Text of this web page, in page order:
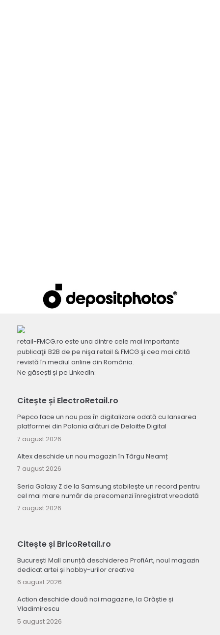
retail-FMCG.ro este una dintre cele mai importante
publicaţii B2B de pe nişa retail & FMCG şi cea mai citită
revistă în mediul online din România.
Ne găsești și pe LinkedIn:
Citește și ElectroRetail.ro
Pepco face un nou pas în digitalizare odată cu lansarea
platformei din Polonia alături de Deloitte Digital
7 august 2026
Altex deschide un nou magazin în Târgu Neamț
7 august 2026
Seria Galaxy Z de la Samsung stabilește un record pentru
cel mai mare număr de precomenzi înregistrat vreodată
7 august 2026
Citește și BricoRetail.ro
București Mall anunță deschiderea ProfiArt, noul magazin
dedicat artei și hobby-urilor creative
6 august 2026
Action deschide două noi magazine, la Orăștie și
Vladimirescu
5 august 2026